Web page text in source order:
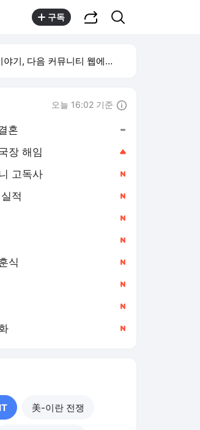
구독
기, 다음 커뮤니티 웹에서 보기
오늘 16:02 기준
혼
장 해임
적
식
美-이란 전쟁